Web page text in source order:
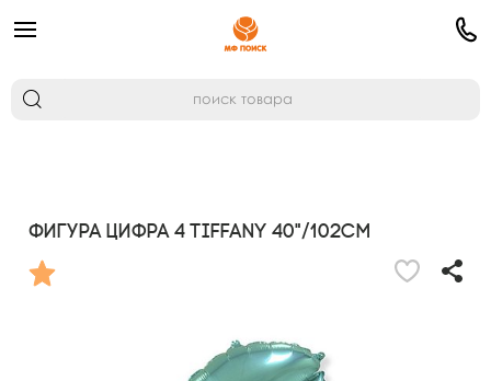
Фигура Цифра 4 Tiffany 40"/102см